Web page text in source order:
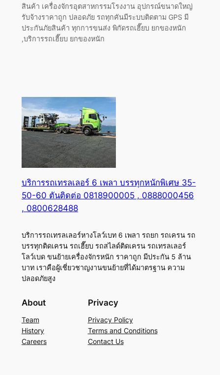
สินค้า เครื่องจักรอุตสาหกรรมโรงงาน อุปกรณ์ขนาดใหญ่
รับจ้างราคาถูก ปลอดภัย รถทุกคันมีระบบติดตาม GPS มี
ประกันภัยสินค้า ทุกการขนส่ง พิกัดรถเฮี๊ยบ ยกของหนัก
,บริการรถเฮี๊ยบ ยกของหนัก
บริการรถเทรลเลอร์ 6 เพลา บรรทุกหนักพิเศษ 35-
50-60 ตันติดต่อ 0818900005 , 0888000456
, 0800628488
บริการรถเทรลเลอร์หางโลว์เบท 6 เพลา รถยก รถเครน รถ
บรรทุกติดเครน รถเฮี๊ยบ รถสไลด์ติดเครน รถเทรลเลอร์
โลว์เบด ขนย้ายเครื่องจักรหนัก ราคาถูก มีประกัน 5 ล้าน
บาท เราคือผู้เชี่ยวชาญงานขนย้ายที่ได้มาตรฐาน ความ
ปลอดภัยสูง
About
Team
History
Careers
Privacy
Privacy Policy
Terms and Conditions
Contact Us